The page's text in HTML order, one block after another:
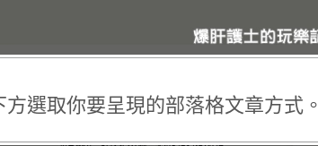
選取你要呈現的部落格文章方式。